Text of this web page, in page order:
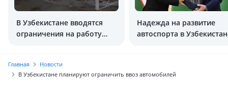
В Узбекистане вводятся
ограничения на работу
Надежда на развитие
автоспорта в
Главная
Новости
В Узбекистане планируют ограничить ввоз автомобилей